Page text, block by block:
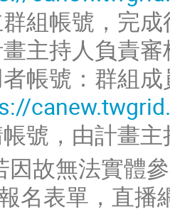
組帳號，完
主持人負責
帳號：群組成
號，由計畫
因故無法實體
名表單，直播